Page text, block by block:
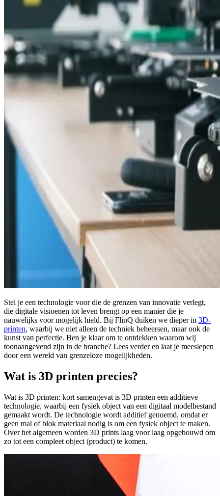
Stel je een technologie voor die de grenzen van innovatie verlegt,
die digitale visioenen tot leven brengt op een manier die je
nauwelijks voor mogelijk hield. Bij FlinQ duiken we dieper in 3D-
printen, waarbij we niet alleen de techniek beheersen, maar ook de
kunst van perfectie. Ben je klaar om te ontdekken waarom wij
toonaangevend zijn in de branche? Lees verder en laat je meeslepen
door een wereld van grenzeloze mogelijkheden.
Wat is 3D printen precies?
Wat is 3D printen: kort samengevat is 3D printen een additieve
technologie, waarbij een fysiek object van een digitaal modelbestand
gemaakt wordt. De technologie wordt additief genoemd, omdat er
geen mal of blok materiaal nodig is om een fysiek object te maken.
Over het algemeen worden 3D prints laag voor laag opgebouwd om
zo tot een compleet object (product) te komen.